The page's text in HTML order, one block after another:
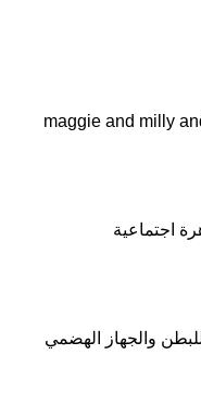
اجتماعية
والجهاز الهضمي